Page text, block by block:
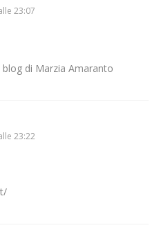
23:07
di Marzia Amaranto
23:22